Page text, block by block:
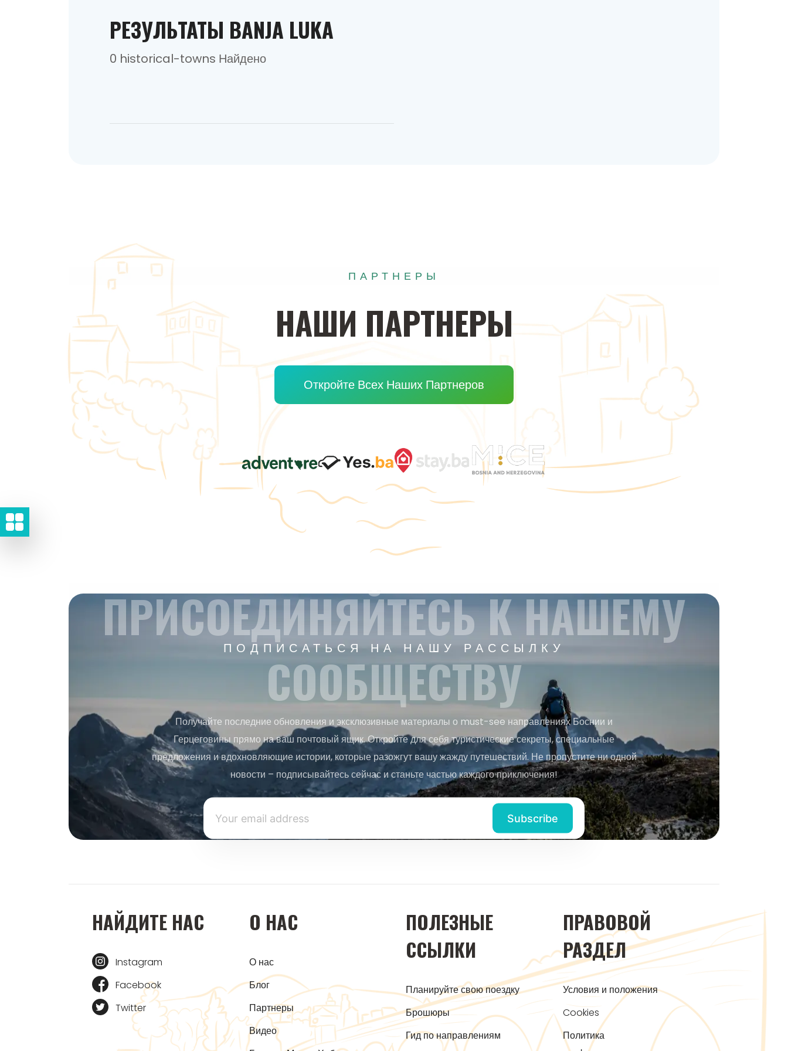
РЕЗУЛЬТАТЫ BANJA LUKA
0 historical-towns Найдено
ПАРТНЕРЫ
НАШИ ПАРТНЕРЫ
Откройте Всех Наших Партнеров
ПОДПИСАТЬСЯ НА НАШУ РАССЫЛКУ
ПРИСОЕДИНЯЙТЕСЬ К НАШЕМУ
СООБЩЕСТВУ
Получайте последние обновления и эксклюзивные материалы о must-see направлениях Боснии и
Герцеговины прямо на ваш почтовый ящик. Откройте для себя туристические секреты, специальные
предложения и вдохновляющие истории, которые разожгут вашу жажду путешествий. Не пропустите ни одной
новости – подписывайтесь сейчас и станьте частью каждого приключения!
НАЙДИТЕ НАС
Instagram
Facebook
Twitter
О НАС
О нас
Блог
Партнеры
Видео
ПОЛЕЗНЫЕ
ССЫЛКИ
Планируйте свою поездку
Брошюры
Гид по направлениям
ПРАВОВОЙ
РАЗДЕЛ
Условия и положения
Cookies
Политика